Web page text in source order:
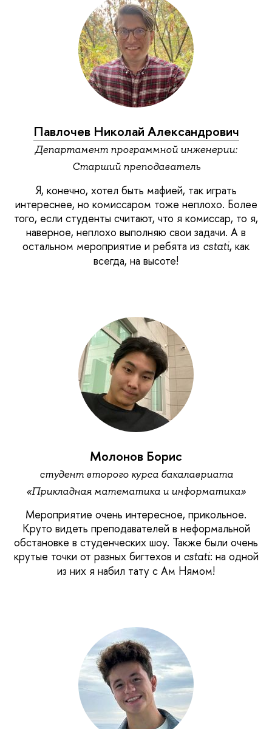
Павлочев Николай Александрович
Департамент программной инженерии:
Старший преподаватель
Я, конечно, хотел быть мафией, так играть
интереснее, но комиссаром тоже неплохо. Более
того, если студенты считают, что я комиссар, то я,
наверное, неплохо выполняю свои задачи. А в
остальном мероприятие и ребята из cstati, как
всегда, на высоте!
Молонов Борис
студент второго курса бакалавриата
«Прикладная математика и информатика»
Мероприятие очень интересное, прикольное.
Круто видеть преподавателей в неформальной
обстановке в студенческих шоу. Также были очень
крутые точки от разных бигтехов и cstati: на одной
из них я набил тату с Ам Нямом!